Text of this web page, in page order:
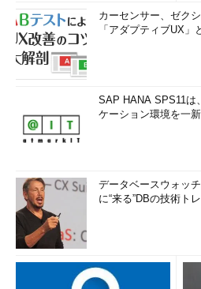
カーセンサー、ゼク
「アダプティブUX」
SAP HANA SPS11は
ケーション環境を一新
データベースウォッ
に“来る”DBの技術ト